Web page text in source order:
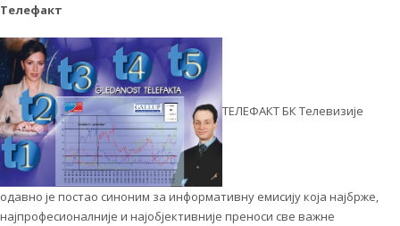
Телефакт
ТЕЛЕФАКТ БК Телевизије
одавно је постао синоним за информативну емисију која најбрже,
најпрофесионалније и најобјективније преноси све важне